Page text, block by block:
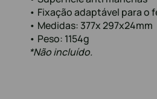
• Fixação adaptável para o
• Medidas: 377x 297x24mm
• Peso: 1154g
*Não incluído.